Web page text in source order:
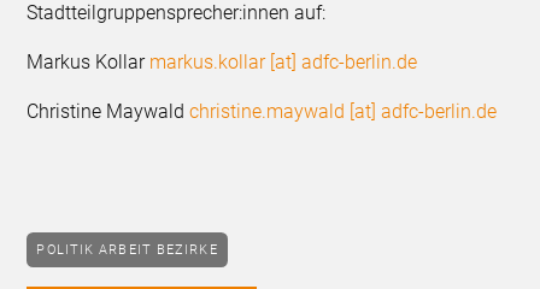
Stadtteilgruppensprecher:innen auf:
Markus Kollar markus.kollar [at] adfc-berlin.de
Christine Maywaldchristine.maywald [at] adfc-berlin.de
POLITIK ARBEIT BEZIRKE